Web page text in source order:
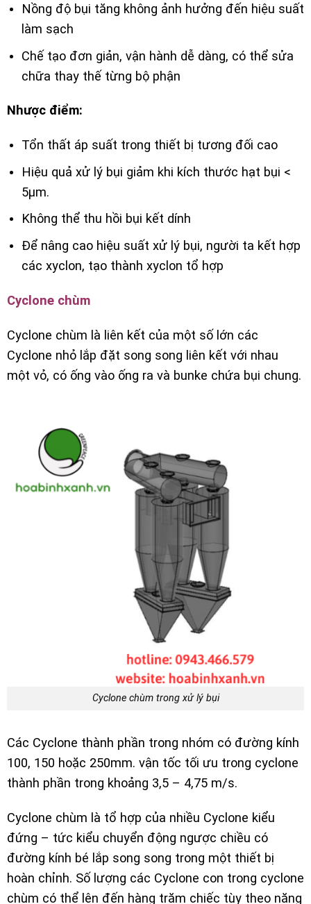
Nồng độ bụi tăng không ảnh hưởng đến hiệu suất
làm sạch
Chế tạo đơn giản, vận hành dễ dàng, có thể sửa
chữa thay thế từng bộ phận
Nhược điểm:
Tổn thất áp suất trong thiết bị tương đối cao
Hiệu quả xử lý bụi giảm khi kích thước hạt bụi <
5µm.
Không thể thu hồi bụi kết dính
Để nâng cao hiệu suất xử lý bụi, người ta kết hợp
các xyclon, tạo thành xyclon tổ hợp
Cyclone chùm
Cyclone chùm là liên kết của một số lớn các
Cyclone nhỏ lắp đặt song song liên kết với nhau
một vỏ, có ống vào ống ra và bunke chứa bụi chung.
Cyclone chùm trong xử lý bụi
Các Cyclone thành phần trong nhóm có đường kính
100, 150 hoặc 250mm. vận tốc tối ưu trong cyclone
thành phần trong khoảng 3,5 – 4,75 m/s.
Cyclone chùm là tổ hợp của nhiều Cyclone kiểu
đứng – tức kiểu chuyển động ngược chiều có
đường kính bé lắp song song trong một thiết bị
hoàn chỉnh. Số lượng các Cyclone con trong cyclone
chùm có thể lên đến hàng trăm chiếc tùy theo năng